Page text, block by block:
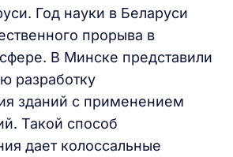
Год науки в Беларуси
прорыва в
В Минске представили
разработку
зданий с применением
Такой способ
дает колоссальные